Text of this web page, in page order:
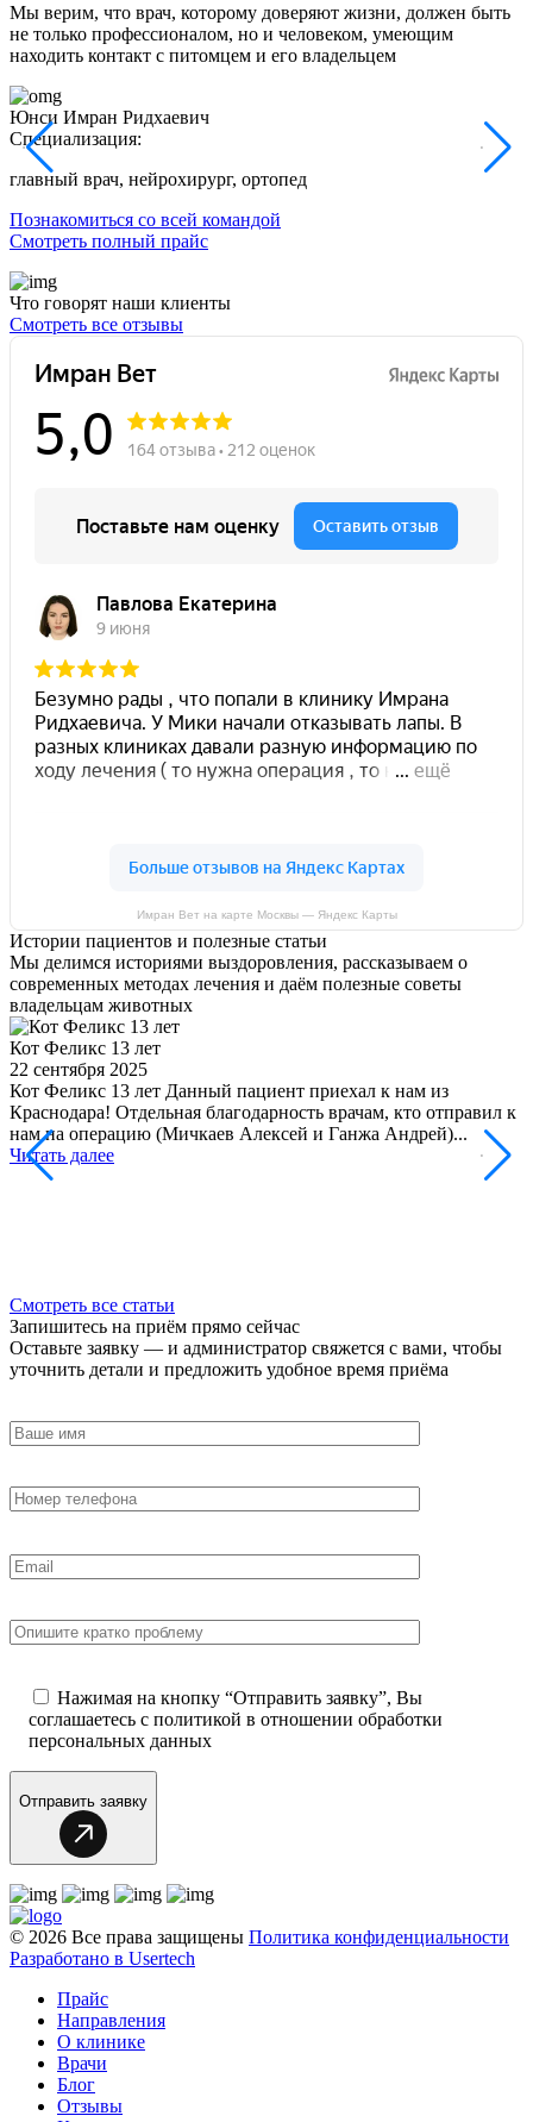
Мы верим, что врач, которому доверяют жизни, должен быть
не только профессионалом, но и человеком, умеющим
находить контакт с питомцем и его владельцем
Юнси Имран Ридхаевич
Специализация:
главный врач, нейрохирург, ортопед
Познакомиться со всей командой
Смотреть полный прайс
Что говорят наши клиенты
Смотреть все отзывы
Имран Вет на карте Москвы — Яндекс Карты
Истории пациентов и полезные статьи
Мы делимся историями выздоровления, рассказываем о
современных методах лечения и даём полезные советы
владельцам животных
Кот Феликс 13 лет
22 сентября 2025
Кот Феликс 13 лет Данный пациент приехал к нам из
Краснодара! Отдельная благодарность врачам, кто отправил к
нам на операцию (Мичкаев Алексей и Ганжа Андрей)...
Читать далее
Смотреть все статьи
Запишитесь на приём прямо сейчас
Оставьте заявку — и администратор свяжется с вами, чтобы
уточнить детали и предложить удобное время приёма
Нажимая на кнопку “Отправить заявку”, Вы
соглашаетесь с политикой в отношении обработки
персональных данных
Отправить заявку
© 2026 Все права защищены Политика конфиденциальности
Разработано в Usertech
Прайс
Направления
О клинике
Врачи
Блог
Отзывы